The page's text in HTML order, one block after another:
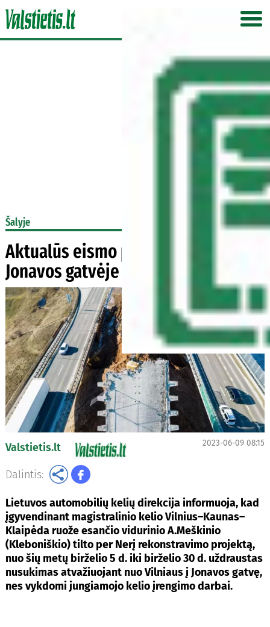
Šalyje
Aktualūs eismo pasikeitimai
Jonavos gatvėje Kaune
Valstietis.lt 2023-06-09 08:15
Dalintis:
Lietuvos automobilių kelių direkcija informuoja, kad
įgyvendinant magistralinio kelio Vilnius–Kaunas–
Klaipėda ruože esančio vidurinio A.Meškinio
(Kleboniškio) tilto per Nerį rekonstravimo projektą,
nuo šių metų birželio 5 d. iki birželio 30 d. uždraustas
nusukimas atvažiuojant nuo Vilniaus į Jonavos gatvę,
nes vykdomi jungiamojo kelio įrengimo darbai.